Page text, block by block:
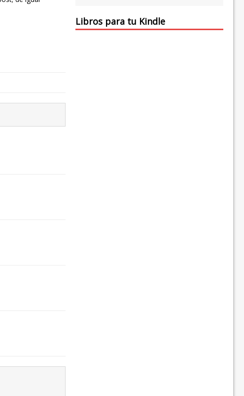
Libros para tu Kindle